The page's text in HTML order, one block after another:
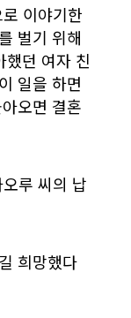
이야기한
벌기 위해
했던 여자 친
일을 하면
오면 결혼
루 씨의 납
희망했다